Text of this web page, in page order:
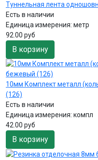
Туннельная лента
Есть в наличии
Единица измерения: метр
92.00 руб
В корзину
10мм Комплект металл
(126)
Есть в наличии
Единица измерения: компл
42.00 руб
В корзину